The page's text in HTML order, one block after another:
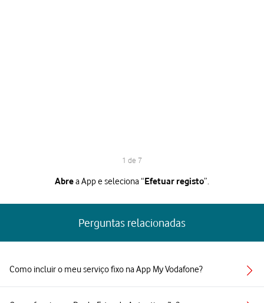
1 de 7
Abrea App e seleciona “Efetuar registo”.
Perguntas relacionadas
Como incluir o meu serviço fixo na App My Vodafone?